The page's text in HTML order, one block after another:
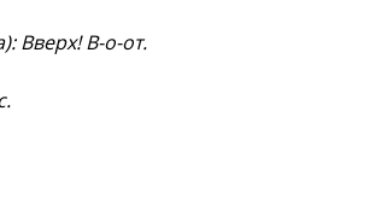
Вверх! В-о-от.